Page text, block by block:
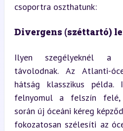
csoportra oszthatunk:
Divergens (széttartó)
Ilyen szegélyeknél a
távolodnak. Az Atlanti-
hátság klasszikus
felnyomul a felszín felé,
során új óceáni kéreg
fokozatosan szélesíti az